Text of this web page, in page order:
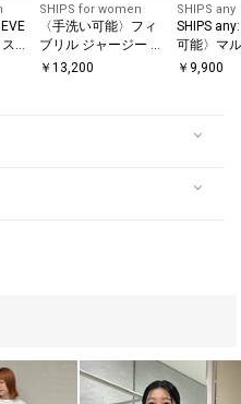
SHIPS for women
〈手洗い可能〉フィ
ブリル ジャージー ロ
ング スカート
￥ 13,200
SHIPS any
SHIPS
可能〉マ
イプ ペプ
￥ 9,900